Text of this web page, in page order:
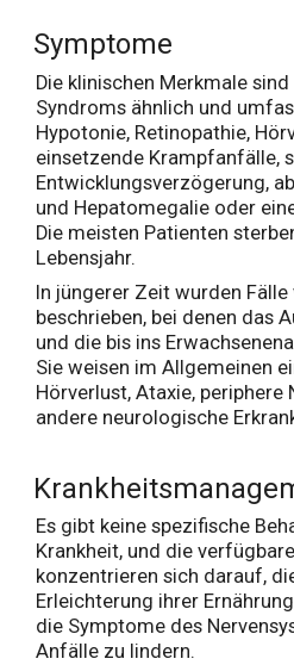
Symptome
Die klinischen Merkmale
Syndroms ähnlich und
Hypotonie, Retinopathie,
einsetzende Krampfanfälle,
Entwicklungsverzögerung,
und Hepatomegalie oder
Die meisten Patienten
Lebensjahr.
In jüngerer Zeit wurden Fälle
beschrieben, bei denen das
und die bis ins
Sie weisen im Allgemeinen
Hörverlust, Ataxie, periphere
andere neurologische
Es gibt keine spezifische
Krankheit, und die
konzentrieren sich darauf,
Erleichterung ihrer
die Symptome des
Anfälle zu lindern.